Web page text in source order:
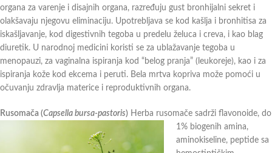
organa za varenje i disajnih organa, razređuju gust bronhijalni sekret i
olakšavaju njegovu eliminaciju. Upotrebljava se kod kašlja i bronhitisa za
iskašljavanje, kod digestivnih tegoba u predelu želuca i creva, i kao blag
diuretik. U narodnoj medicini koristi se za ublažavanje tegoba u
menopauzi, za vaginalna ispiranja kod “belog pranja” (leukoreje), kao i za
ispiranja kože kod ekcema i peruti. Bela mrtva kopriva može pomoći u
očuvanju zdravlja materice i reproduktivnih organa.
Rusomača (Capsella bursa-pastoris) Herba rusomače sadrži flavonoide, do
1% biogenih amina,
aminokiseline, peptide sa